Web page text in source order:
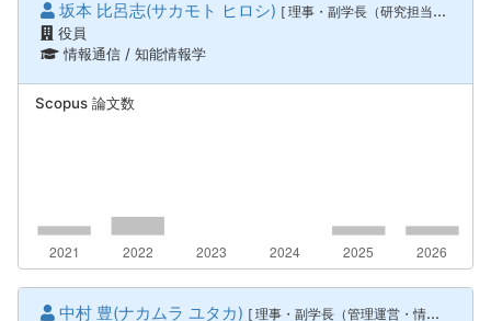
坂本 比呂志(サカモト ヒロシ) [ 理事・副学長（研究担当） ]
役員
情報通信 / 知能情報学
Scopus 論文数
中村 豊(ナカムラ ユタカ) [ 理事・副学長（管理運営・情報統括・DX業務改革担当） ]